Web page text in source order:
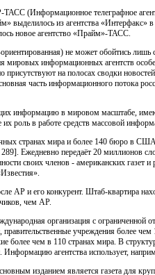
(Информационное телеграфное
из агентства «Интерфакс» в
новое агентство «Прайм»-ТАСС.
не может обойтись
мировых информационных агентств
на полосах сводки новостей
часть информационного потока
информацию в мировом масштабе,
роль в работе средств массовой
странах мира и более 140 бюро в
Ежедневно передаёт 20 миллионов
своих членов - американских газет
АР и его конкурент. Штаб-квартира
чем АР.
организация с ограниченной
учреждения более
более чем в 110 странах мира. В
агентства использует,
изданием является газета для